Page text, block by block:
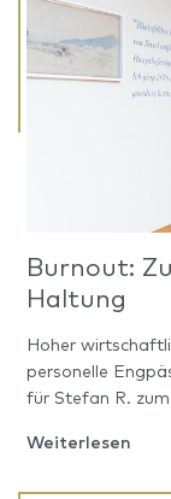
Burnout:
Haltung
Hoher
personelle
für Stefan R.
Weiterlesen